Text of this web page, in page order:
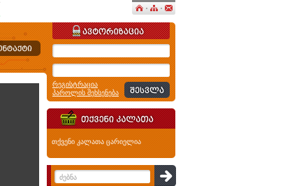
რეგისტრაცია
პაროლის შეხსენება
თქვენი კალათა ცარიელია